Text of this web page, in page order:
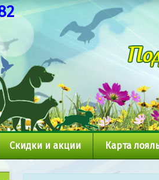
Скидки и акции Карта